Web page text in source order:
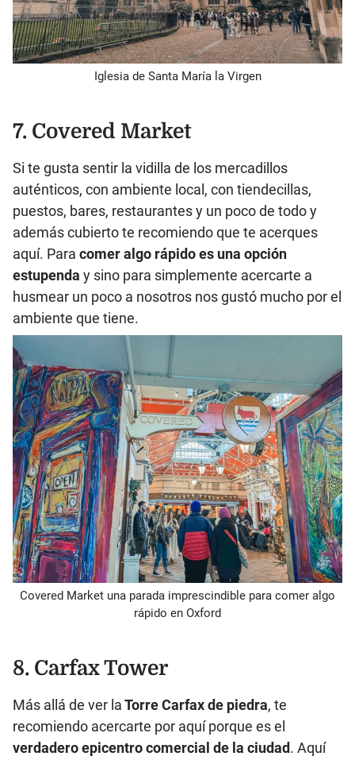
Iglesia de Santa María la Virgen
7. Covered Market
Si te gusta sentir la vidilla de los mercadillos
auténticos, con ambiente local, con tiendecillas,
puestos, bares, restaurantes y un poco de todo y
además cubierto te recomiendo que te acerques
aquí. Para comer algo rápido es una opción
estupenda y sino para simplemente acercarte a
husmear un poco a nosotros nos gustó mucho por el
ambiente que tiene.
Covered Market una parada imprescindible para comer algo
rápido en Oxford
8. Carfax Tower
Más allá de ver laTorre Carfax de piedra, te
recomiendo acercarte por aquí porque es el
verdadero epicentro comercial de la ciudad. Aquí